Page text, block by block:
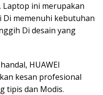
Laptop ini merupakan
memenuhi kebutuhan
Di desain yang
HUAWEI
kesan profesional
tipis dan Modis.